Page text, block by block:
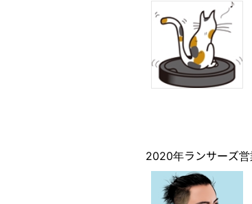
2020年ランサーズ